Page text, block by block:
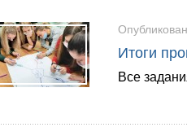
Итоги
Все